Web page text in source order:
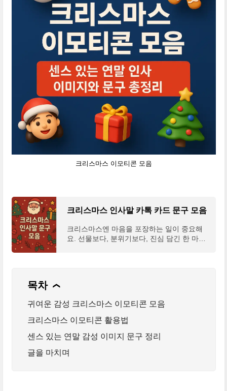
크리스마스 이모티콘 모음
크리스마스 인사말 카톡 카드 문구 모음
크리스마스엔 마음을 포장하는 일이 중요해
요. 선물보다, 분위기보다, 진심 담긴 한 마디
목차 ❯
귀여운 감성 크리스마스 이모티콘 모음
크리스마스 이모티콘 활용법
센스 있는 연말 감성 이미지 문구 정리
글을 마치며